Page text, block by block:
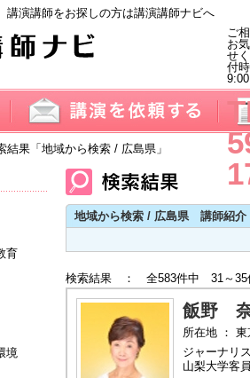
講演講師をお探しの方は講演講師ナビへ
ご
お
せ
付
結果 「地域から検索 / 広島県」
育
ナー
イナ
境
地域から検索 / 広島県 講師紹介
検索結果 ： 全583件中 31～35
飯野
所在地 ：
ジャーナリ
山梨大学客